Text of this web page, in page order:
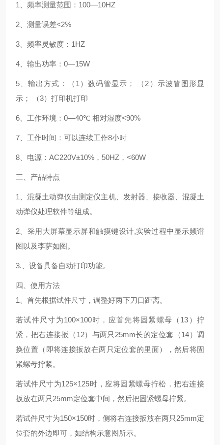
1 、频率测量范围： 100—10HZ
2 、测量误差<2%
3 、频率灵敏度： 1HZ
4 、输出功率： 0—15W
5 、输出方式：（ 1 ）数码管显示； （ 2 ）示波管图形显
示；
（3）打印机打印
6 、工作环境： 0—40℃ 相对湿度<90%
7 、工作时间：可以连续工作8小时
8 、电源： AC220V±10% ， 50HZ ， <60W
三、产品特点
1
、混凝土动弹仪由测定仪主机、发射器、接收器、混凝土
动弹仪处理软件等组成。
2 、采用大屏幕显示屏和触摸键设计,实验过程中显示频谱
图以及李萨如图。
3. 、设备具备自动打印功能。
四、 使用方法
1
、首先根据试件尺寸，调整好两下刀口距离。
若试件尺寸为100×100时，应首先将固紧螺母（ 13 ）拧
紧，把右连接扳（ 12）与两只 25mm长的定位套（14）调
换位置（即将连接扳放在两只定位套的里面），然后将固
紧螺母拧紧。
若试件尺寸为125×125时，应将固紧螺母拧松，把右连接
扳放在两只 25mm定位套中间，然后把固紧螺母拧紧。
若试件尺寸为150×150时，侧将右连接扳放在两只 25mm定
位套的外边即可，如结构示意图所示。